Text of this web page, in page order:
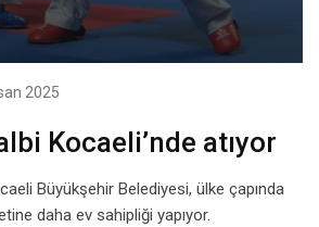
2025
Kocaeli’nde atıyor
Büyükşehir Belediyesi, ülke çapında
daha ev sahipliği yapıyor.